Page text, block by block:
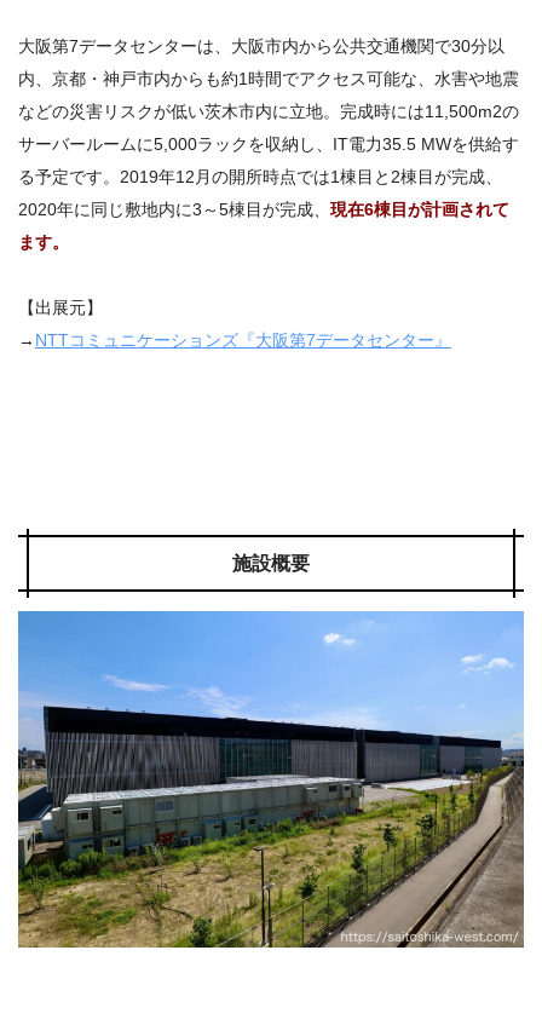
大阪第7データセンターは、大阪市内から公共交通機関で30分以
内、京都・神戸市内からも約1時間でアクセス可能な、水害や地震
などの災害リスクが低い茨木市内に立地。完成時には11,500m2の
サーバールームに5,000ラックを収納し、IT電力35.5 MWを供給す
る予定です。2019年12月の開所時点では1棟目と2棟目が完成、
2020年に同じ敷地内に3～5棟目が完成、 現在6棟目が計画されて
ます。
【出展元】
→ NTTコミュニケーションズ『大阪第7データセンター』
施設概要